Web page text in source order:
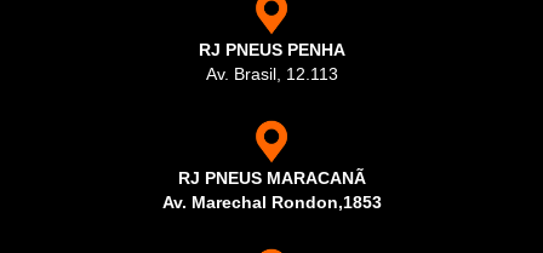
RJ PNEUS PENHA
Av. Brasil, 12.113
RJ PNEUS MARACANÃ
Av. Marechal Rondon,1853